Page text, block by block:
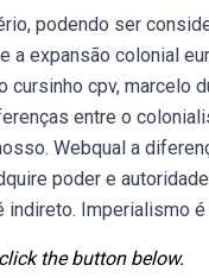
podendo ser
expansão colonial
cpv, marcelo
entre o
Webqual a
poder e
Imperialismo
the button below.